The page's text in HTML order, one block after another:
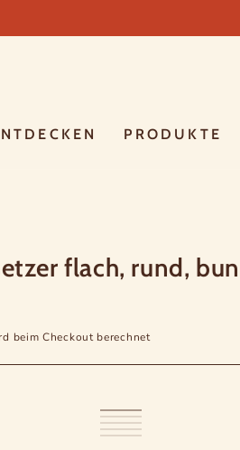
PRODUKTE
flach, rund,
beim Checkout berechnet
Hellgrau
Variante
ausverkauft
oder
Anthrazit
Variante
ausverkauft
Naturweiß
Variante
ausverkauft
Dunkelrot
Variante
sortierte
Variante